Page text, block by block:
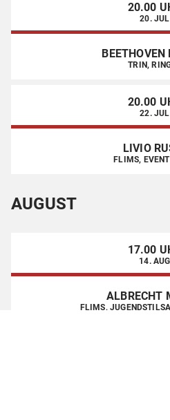
20.00
20. JUL
BEETHOVEN
TRIN,
20.00
22. JUL
LIVIO
FLIMS,
AUGUST
17.00
14. AUG
ALBRECHT
FLIMS,